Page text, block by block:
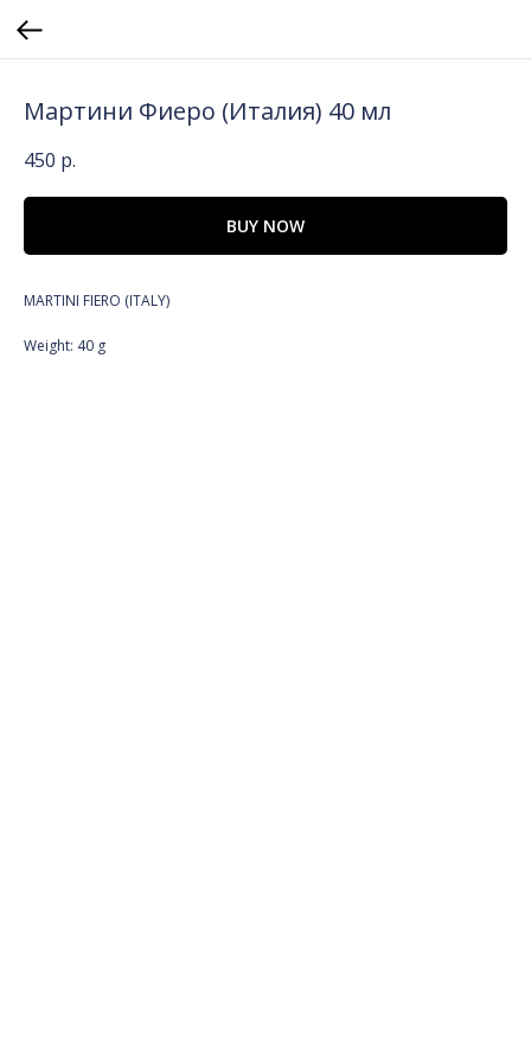
Мартини Фиеро (Италия) 40 мл
450 р.
BUY NOW
MARTINI FIERO (ITALY)
Weight: 40 g